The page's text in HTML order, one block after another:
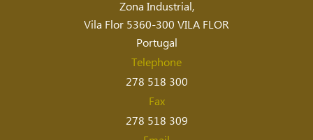
Zona Industrial,
Vila Flor 5360-300 VILA FLOR
Portugal
Telephone
278 518 300
Fax
278 518 309